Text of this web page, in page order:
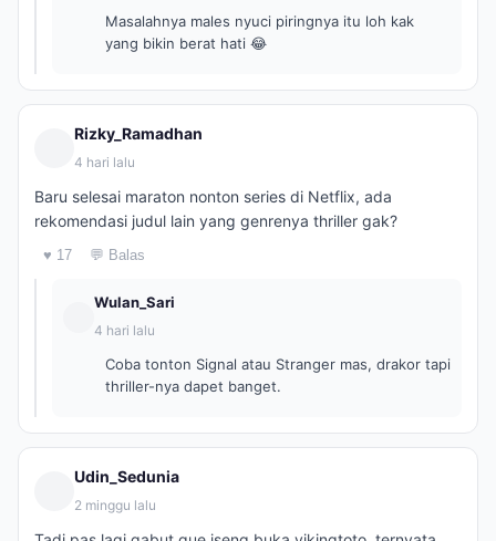
Masalahnya males nyuci piringnya itu loh kak
yang bikin berat hati 😂
Rizky_Ramadhan
4 hari lalu
Baru selesai maraton nonton series di Netflix, ada
rekomendasi judul lain yang genrenya thriller gak?
♥ 17 💬 Balas
Wulan_Sari
4 hari lalu
Coba tonton Signal atau Stranger mas, drakor tapi
thriller-nya dapet banget.
Udin_Sedunia
2 minggu lalu